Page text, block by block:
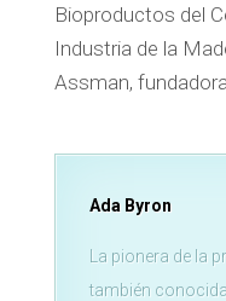
Bioproductos del
Industria de la
Assman,
Ada Byron
La pionera de la
también